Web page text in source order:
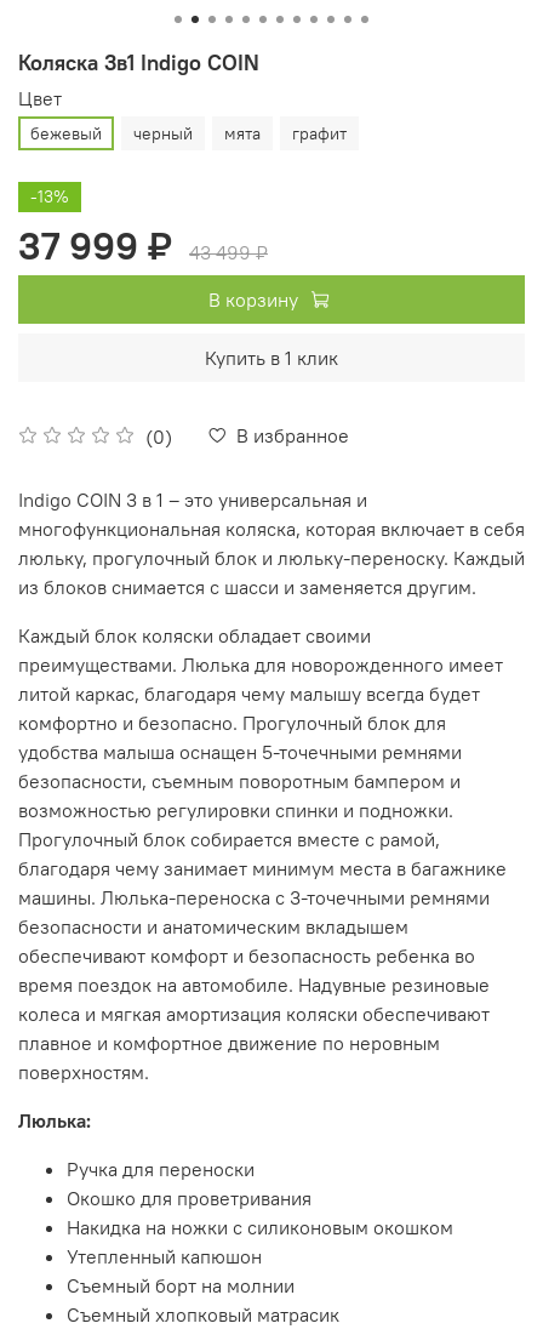
Коляска 3в1 Indigo COIN
(0) В избранное
Цвет
бежевый черный мята графит
-13%
37 999 ₽
43 499 ₽
В корзину
Купить в 1 клик
Indigo COIN 3 в 1 – это универсальная и
многофункциональная коляска, которая включает в себя
люльку, прогулочный блок и люльку-переноску. Каждый
из блоков снимается с шасси и заменяется другим.
Каждый блок коляски обладает своими
преимуществами. Люлька для новорожденного имеет
литой каркас, благодаря чему малышу всегда будет
комфортно и безопасно. Прогулочный блок для
удобства малыша оснащен 5-точечными ремнями
безопасности, съемным поворотным бампером и
возможностью регулировки спинки и подножки.
Прогулочный блок собирается вместе с рамой,
благодаря чему занимает минимум места в багажнике
машины. Люлька-переноска с 3-точечными ремнями
безопасности и анатомическим вкладышем
обеспечивают комфорт и безопасность ребенка во
время поездок на автомобиле. Надувные резиновые
колеса и мягкая амортизация коляски обеспечивают
плавное и комфортное движение по неровным
поверхностям.
Люлька:
Ручка для переноски
Окошко для проветривания
Накидка на ножки с силиконовым окошком
Утепленный капюшон
Съемный борт на молнии
Съемный хлопковый матрасик